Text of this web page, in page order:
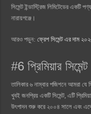
সিমেন্ট ইন্ডাস্ট্রিজ লিমিটেডের একটি
নারায়গঞ্জে।
আরও পড়ুন:ফ্রেশ সিমেন্ট এর দাম
#6 প্রিমিয়ার সিমেন্ট
তালিকার ৬ নাম্বার পজিশনে আমরা যে
খুবই জনপ্রিয় একটি সিমেন্ট, এটি
উৎপাদন শুরু করে ২০০৪ সালে এবং এদের